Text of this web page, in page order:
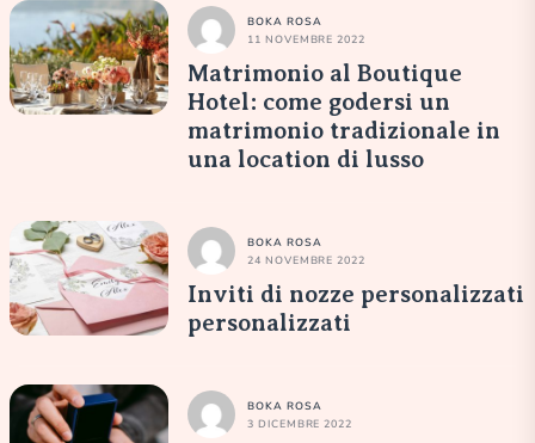
BOKA ROSA
11 NOVEMBRE 2022
Matrimonio al Boutique
Hotel: come godersi un
matrimonio tradizionale in
una location di lusso
BOKA ROSA
24 NOVEMBRE 2022
Inviti di nozze personalizzati
personalizzati
BOKA ROSA
3 DICEMBRE 2022